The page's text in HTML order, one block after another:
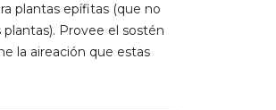
plantas epífitas (que no
Provee el sostén
la aireación que estas